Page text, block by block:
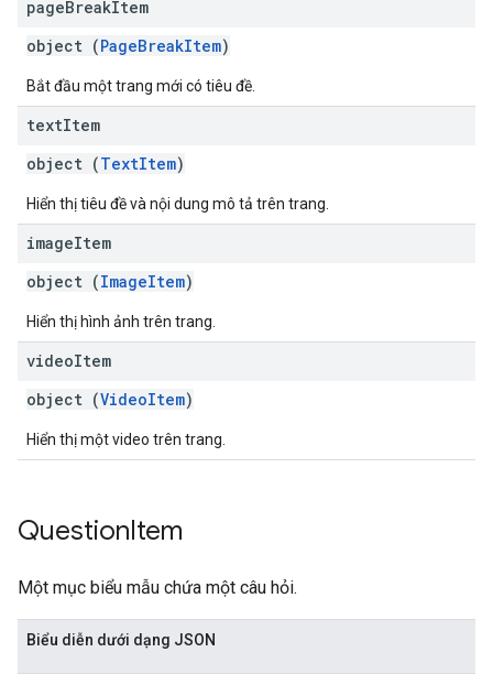
pageBreakItem
object (PageBreakItem)
Bắt đầu một trang mới có tiêu đề.
textItem
object (TextItem)
Hiển thị tiêu đề và nội dung mô tả trên trang.
imageItem
object (ImageItem)
Hiển thị hình ảnh trên trang.
videoItem
object (VideoItem)
Hiển thị một video trên trang.
QuestionItem
Một mục biểu mẫu chứa một câu hỏi.
Biểu diễn dưới dạng JSON